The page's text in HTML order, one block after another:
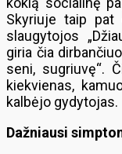
Skyriuje taip
slaugytojos
giria čia
seni, sugriuvę“.
kiekvienas,
kalbėjo gydytojas.
Dažniausi